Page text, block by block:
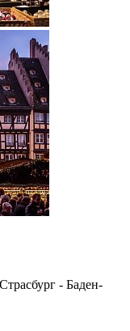
- Баден-